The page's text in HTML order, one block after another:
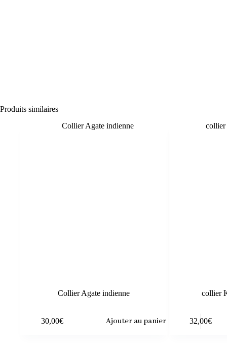
Produits similaires
Collier Agate indienne
30,00€ Ajouter au panier
collier
32,00€